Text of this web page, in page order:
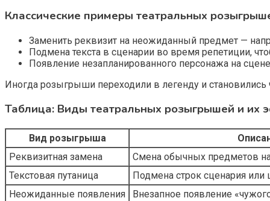
Классические примеры театральных
Заменить реквизит на неожиданный предмет —
Подмена текста в сценарии во время репетиции,
Появление незапланированного персонажа на
Иногда розыгрыши переходили в легенду и
Таблица: Виды театральных розыгрышей и их
Вид розыгрыша
Реквизитная замена
Смена обычных предметов
Текстовая путаница
Подмена строк сценария
Неожиданные появления
Внезапное появление